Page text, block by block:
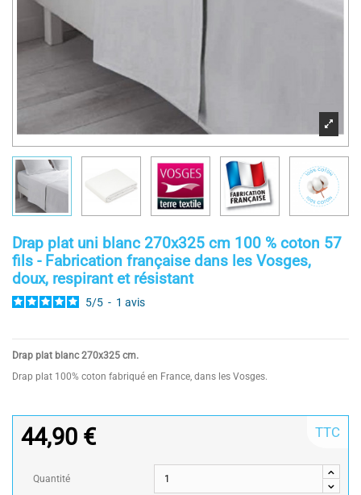
Drap plat uni blanc 270x325 cm 100 % coton 57
fils - Fabrication française dans les Vosges,
doux, respirant et résistant
5/5 - 1 avis
Drap plat blanc 270x325 cm.
Drap plat 100% coton fabriqué en France, dans les Vosges.
44,90 € TTC
Quantité